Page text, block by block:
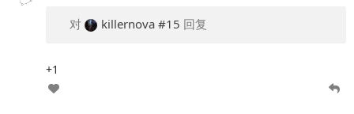
对 killernova #15 回复
+1